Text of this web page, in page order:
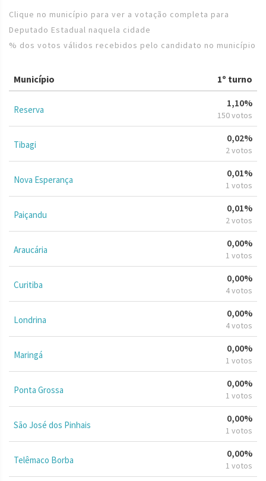
Clique no município para ver a votação completa para
Deputado Estadual naquela cidade
% dos votos válidos recebidos pelo candidato no município
Município 1º turno
Reserva
1,10%
150 votos
Tibagi
0,02%
2 votos
Nova Esperança
0,01%
1 votos
Paiçandu
0,01%
2 votos
Araucária
0,00%
1 votos
Curitiba
0,00%
4 votos
Londrina
0,00%
4 votos
Maringá
0,00%
1 votos
Ponta Grossa
0,00%
1 votos
São José dos Pinhais
0,00%
1 votos
Telêmaco Borba
0,00%
1 votos